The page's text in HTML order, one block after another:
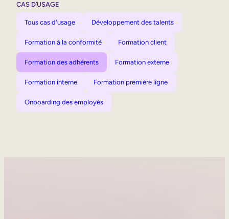
CAS D’USAGE
Tous cas d'usage Développement des talents
Formation à la conformité Formation client
Formation des adhérents Formation externe
Formation interne Formation première ligne
Onboarding des employés